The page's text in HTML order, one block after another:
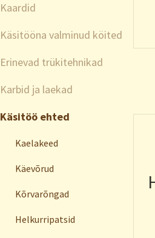
Kaardid
Käsitööna valminud köited
Erinevad trükitehnikad
Karbid ja laekad
Käsitöö ehted
Kaelakeed
Käevõrud
Kõrvarõngad
Helkurripatsid